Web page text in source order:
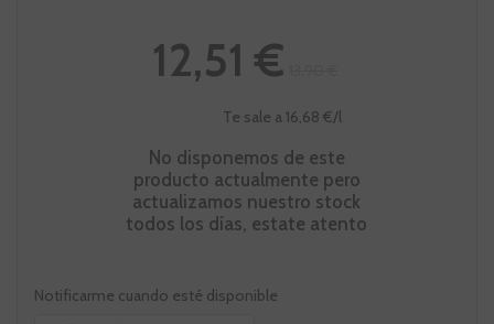
12,51 €
Te sale a 16,68 €/l
No disponemos de este
producto actualmente pero
actualizamos nuestro stock
todos los días, estate atento
Notificarme cuando esté disponible